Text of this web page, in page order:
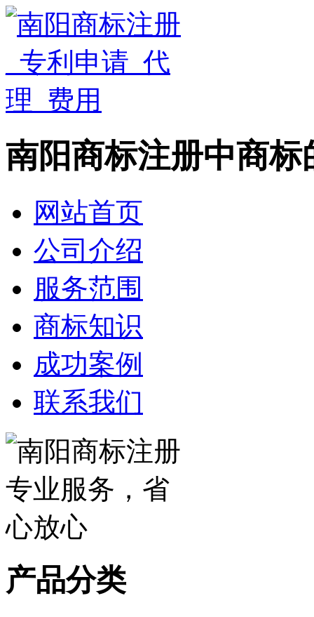
南阳商标注册中商标
网站首页
公司介绍
服务范围
商标知识
成功案例
联系我们
产品分类